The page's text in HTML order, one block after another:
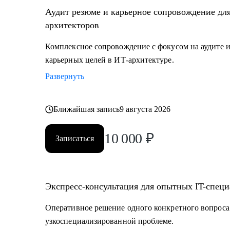
Аудит резюме и карьерное сопровождение
архитекторов
Комплексное сопровождение с фокусом на аудите
карьерных целей в ИТ-архитектуре.
Развернуть
Ближайшая запись9 августа 2026
Записаться 10 000 ₽
Экспресс-консультация для опытных IT-
Оперативное решение одного конкретного
узкоспециализированной проблеме.